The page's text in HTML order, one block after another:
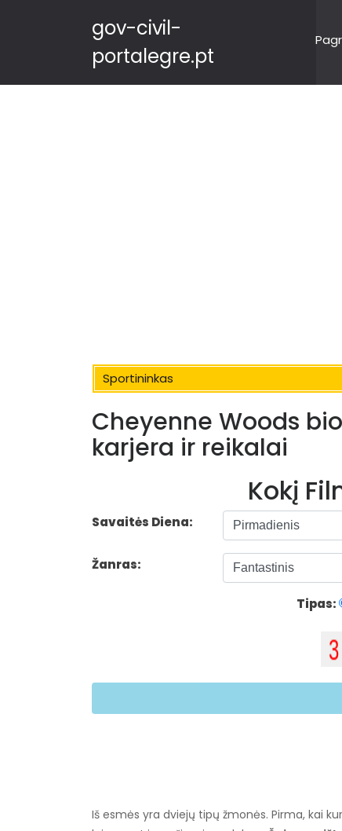
gov-civil-
portalegre.pt
Sportininkas
Cheyenne Woods
karjera ir reikalai
Kokį
Savaitės Diena:
Žanras:
Tipas:
Iš esmės yra dviejų tipų žmonės. Pirma, kai